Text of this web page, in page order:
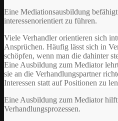
Eine Mediationsausbildung
interessenorientiert zu führen.
Viele Verhandler orientieren sich
Ansprüchen. Häufig lässt sich in
schöpfen, wenn man die dahinter
Eine Ausbildung zum Mediator
sie an die Verhandlungspartner
Interessen statt auf Positionen zu
Eine Ausbildung zum Mediator
Verhandlungsprozessen.